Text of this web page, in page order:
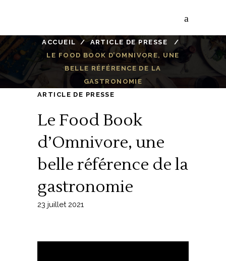
ACCUEIL/ARTICLE DE PRESSE
/
LE FOOD BOOK D’OMNIVORE, UNE
BELLE RÉFÉRENCE DE LA
GASTRONOMIE
ARTICLE DE PRESSE
Le Food Book
d’Omnivore, une
belle référence de la
gastronomie
23 juillet 2021